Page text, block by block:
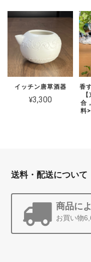
イッチン唐草酒器
¥3,300
香
合
料
送料・配送について
商品に
お買い物